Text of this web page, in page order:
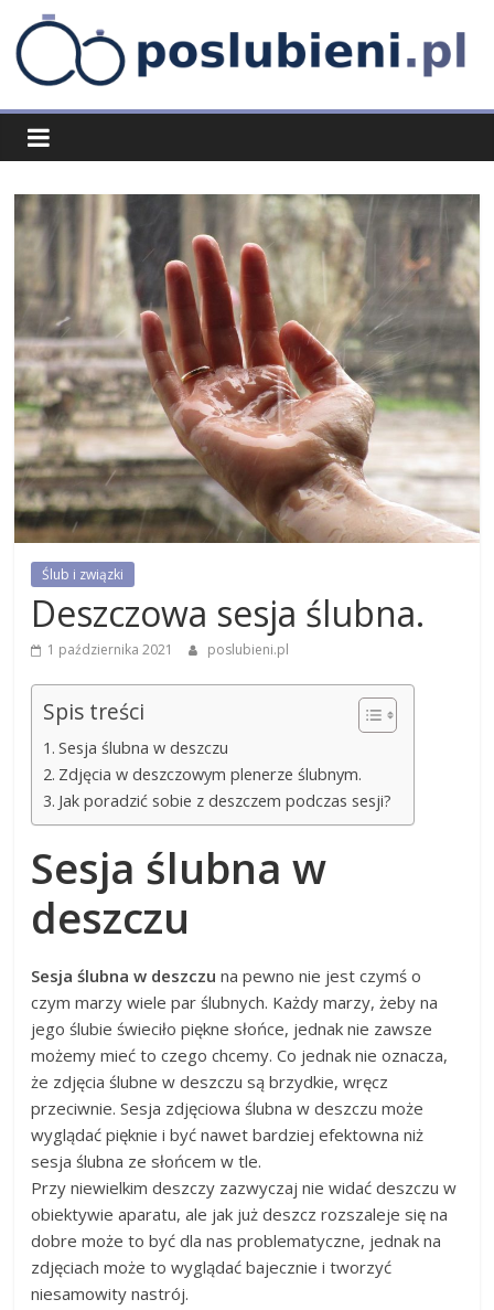
content
poslubieni.pl
Ślub i związki
Deszczowa sesja ślubna.
1 października 2021 poslubieni.pl
Spis treści
Sesja ślubna w deszczu
Zdjęcia w deszczowym plenerze ślubnym.
Jak poradzić sobie z deszczem podczas sesji?
Sesja ślubna w
deszczu
Sesja ślubna w deszczuna pewno nie jest czymś o
czym marzy wiele par ślubnych. Każdy marzy, żeby na
jego ślubie świeciło piękne słońce, jednak nie zawsze
możemy mieć to czego chcemy. Co jednak nie oznacza,
że zdjęcia ślubne w deszczu są brzydkie, wręcz
przeciwnie. Sesja zdjęciowa ślubna w deszczu może
wyglądać pięknie i być nawet bardziej efektowna niż
sesja ślubna ze słońcem w tle.
Przy niewielkim deszczy zazwyczaj nie widać deszczu w
obiektywie aparatu, ale jak już deszcz rozszaleje się na
dobre może to być dla nas problematyczne, jednak na
zdjęciach może to wyglądać bajecznie i tworzyć
niesamowity nastrój.